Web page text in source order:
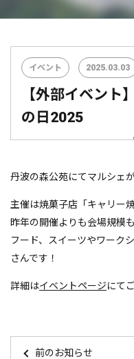
イベント 2025.03.03
【外部イベン
の日2025
丹波の森公苑にてマルシェ
主催は焼菓子店「キャリー
昨年の開催よりも会場規模
フード、スイーツやワーク
さんです！
詳細はイベントページにて
前のお知らせ